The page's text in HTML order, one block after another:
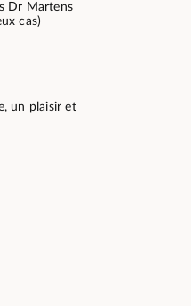
Dr Martens
cas)
un plaisir et